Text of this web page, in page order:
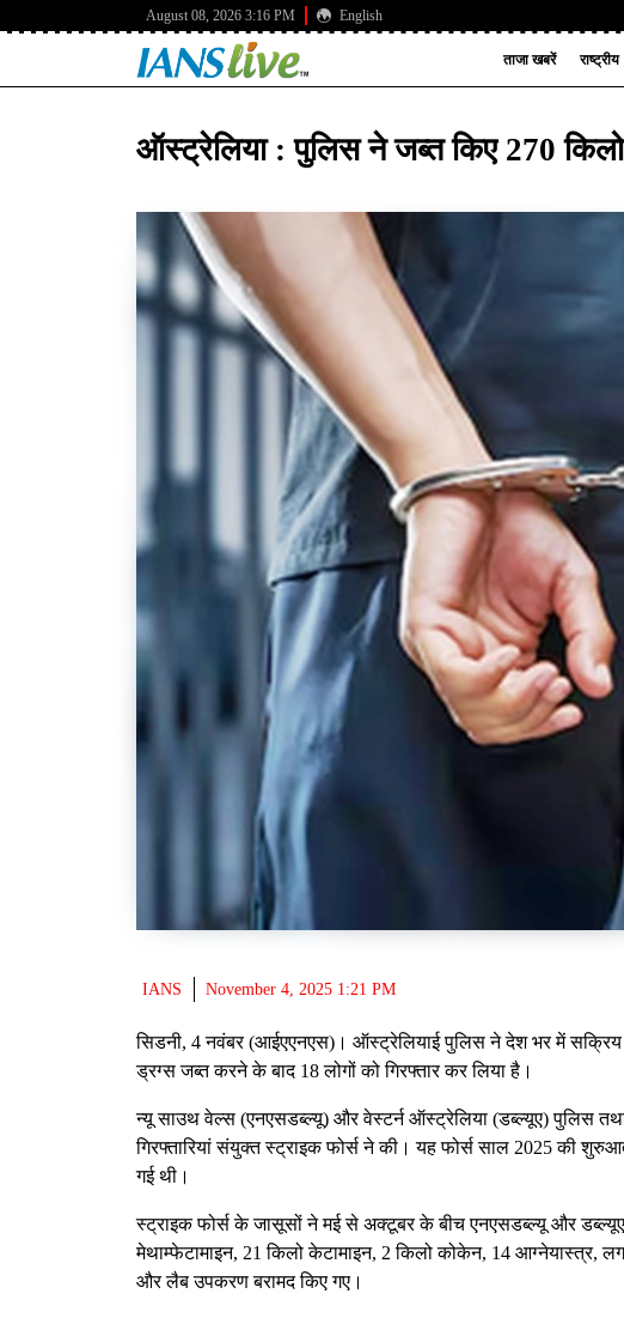
August 08, 2026 3:16 PM English
ताजा खबरें राष्ट्रीय
ऑस्ट्रेलिया : पुलिस ने जब्त किए 270 किलो
IANS November 4, 2025 1:21 PM
सिडनी, 4 नवंबर (आईएएनएस)। ऑस्ट्रेलियाई पुलिस ने देश भर में सक्रिय
ड्रग्स जब्त करने के बाद 18 लोगों को गिरफ्तार कर लिया है।
न्यू साउथ वेल्स (एनएसडब्ल्यू) और वेस्टर्न ऑस्ट्रेलिया (डब्ल्यूए) पुलिस
गिरफ्तारियां संयुक्त स्ट्राइक फोर्स ने की। यह फोर्स साल 2025 की
गई थी।
स्ट्राइक फोर्स के जासूसों ने मई से अक्टूबर के बीच एनएसडब्ल्यू और
मेथाम्फेटामाइन, 21 किलो केटामाइन, 2 किलो कोकेन, 14 आग्नेयास्त्र,
और लैब उपकरण बरामद किए गए।